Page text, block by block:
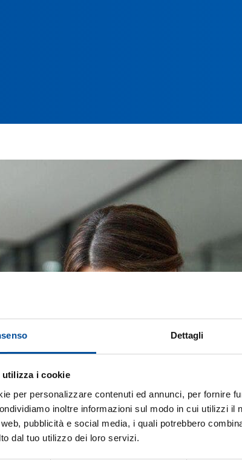
Dettagli
i cookie
per personalizzare contenuti ed annunci, per fornire
inoltre informazioni sul modo in cui utilizzi
pubblicità e social media, i quali potrebbero
dal tuo utilizzo dei loro servizi.